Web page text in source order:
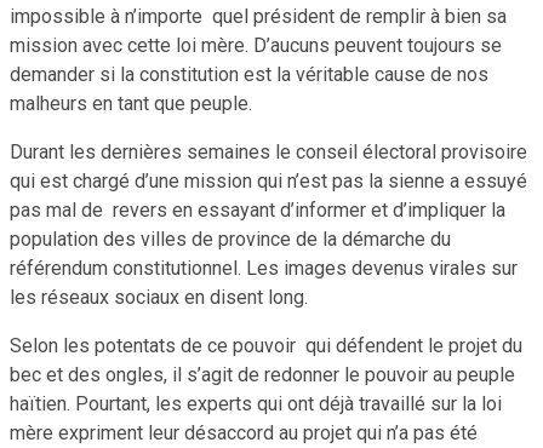
impossible à n’importe quel président de remplir à bien sa
mission avec cette loi mère. D’aucuns peuvent toujours se
demander si la constitution est la véritable cause de nos
malheurs en tant que peuple.
Durant les dernières semaines le conseil électoral provisoire
qui est chargé d’une mission qui n’est pas la sienne a essuyé
pas mal de revers en essayant d’informer et d’impliquer la
population des villes de province de la démarche du
référendum constitutionnel. Les images devenus virales sur
les réseaux sociaux en disent long.
Selon les potentats de ce pouvoir qui défendent le projet du
bec et des ongles, il s’agit de redonner le pouvoir au peuple
haïtien. Pourtant, les experts qui ont déjà travaillé sur la loi
mère expriment leur désaccord au projet qui n’a pas été